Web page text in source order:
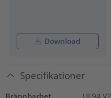
Download
Specifikationer
Brännbarhet UL94 V2